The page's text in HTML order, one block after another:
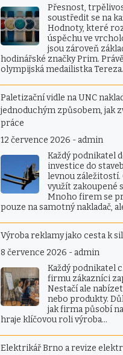
Přesnost,
soustředit se na
Hodnoty, které
úspěchu ve
jsou zároveň
hodinářské značky Prim.
olympijská medailistka
Paletizační vidle na UNC
jednoduchým způsobem, jak
práce
12 července 2026 - admin
Každý podnikatel
investice do
levnou záležitostí.
využít zakoupené
Mnoho firem se
pouze na samotný nakladač,
Výroba reklamy jako cesta k
8 července 2026 - admin
Každý podnikatel
firmu zákazníci
Nestačí ale
nebo produkty.
jak firma působí
hraje klíčovou roli výroba…
Elektrikář Brno a revize